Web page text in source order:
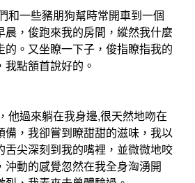
一些豬朋狗幫時常開車到一個
晨，俊跑來我的房間，縱然我什麼
的。又坐瞭一下子，俊指瞭指我的
點頷首說好的。
過來躺在我身邊,很天然地吻在
備，我卻嘗到瞭甜甜的滋味，我以
舌尖深刻到我的嘴裡，並微微地咬
沖動的感覺忽然在我全身洶湧開